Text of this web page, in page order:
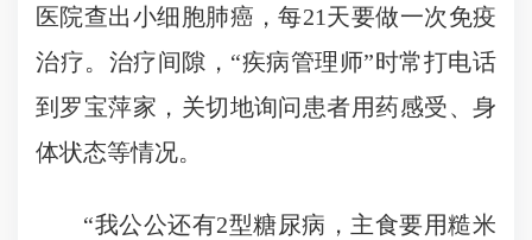
医院查出小细胞肺癌，每21天要做一次免疫
治疗。治疗间隙，“疾病管理师”时常打电话
到罗宝萍家，关切地询问患者用药感受、身
体状态等情况。
“我公公还有2型糖尿病，主食要用糙米